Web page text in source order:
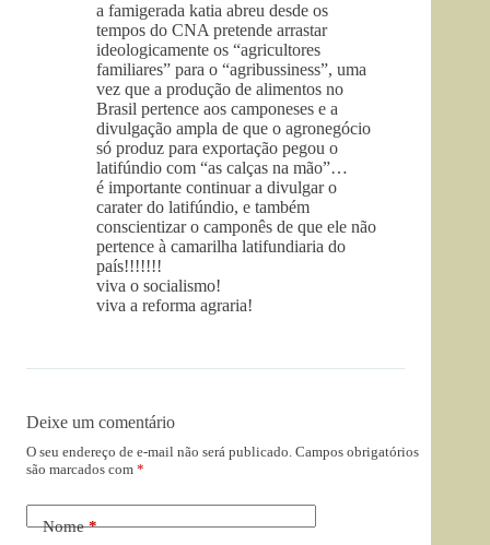
a famigerada katia abreu desde os
tempos do CNA pretende arrastar
ideologicamente os “agricultores
familiares” para o “agribussiness”, uma
vez que a produção de alimentos no
Brasil pertence aos camponeses e a
divulgação ampla de que o agronegócio
só produz para exportação pegou o
latifúndio com “as calças na mão”…
é importante continuar a divulgar o
carater do latifúndio, e também
conscientizar o camponês de que ele não
pertence à camarilha latifundiaria do
país!!!!!!!
viva o socialismo!
viva a reforma agraria!
Deixe um comentário
O seu endereço de e-mail não será publicado. Campos obrigatórios
são marcados com *
Nome*